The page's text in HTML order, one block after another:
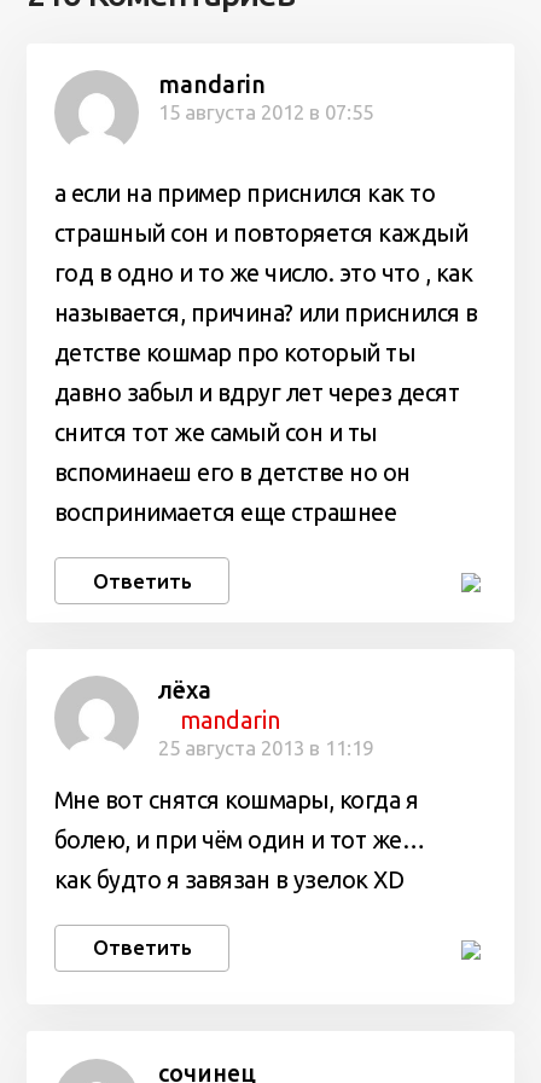
mandarin
15 августа 2012 в 07:55
а если на пример приснился как то
страшный сон и повторяется каждый
год в одно и то же число. это что , как
называется, причина? или приснился в
детстве кошмар про который ты
давно забыл и вдруг лет через десят
снится тот же самый сон и ты
вспоминаеш его в детстве но он
воспринимается еще страшнее
Ответить
лёха
mandarin
25 августа 2013 в 11:19
Мне вот снятся кошмары, когда я
болею, и при чём один и тот же…
как будто я завязан в узелок XD
Ответить
сочинец